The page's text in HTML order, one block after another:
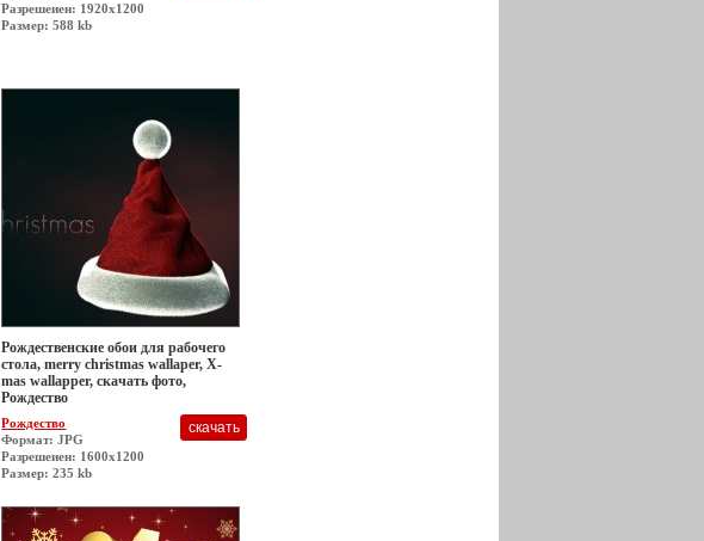
Разрешеиен: 1920x1200
Размер: 588 kb
Рождественские обои для рабочего
стола, merry christmas wallaper, X-
mas wallapper, скачать фото,
Рождество
Рождество
Формат: JPG
Разрешеиен: 1600x1200
Размер: 235 kb